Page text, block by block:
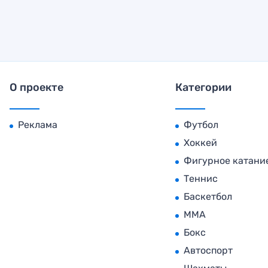
О проекте
Реклама
Категории
Футбол
Хоккей
Фигурное
Теннис
Баскетбол
MMA
Бокс
Автоспорт